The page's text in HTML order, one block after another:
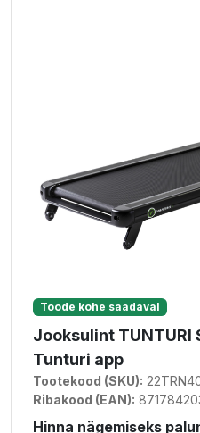
Toode kohe saadaval
Jooksulint TUNTURI
Tunturi app
Tootekood (SKU):
Ribakood (EAN):
Hinna nägemiseks